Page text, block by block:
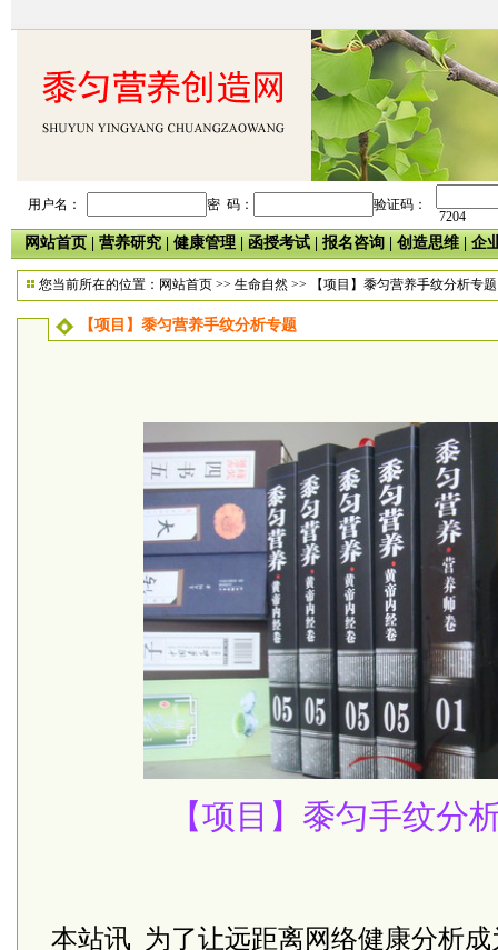
用户名： 密 码： 验证码：
7204
网站首页 营养研究 健康管理 函授考试 报名咨询 创造思维| 企
您当前所在的位置： 网站首页 >> 生命自然 >> 【项目】黍匀营养手纹分析专题
【项目】黍匀营养手纹分析专题
【项目】黍匀手纹分
本站讯 为了让远距离网络健康分析